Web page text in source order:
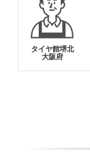
タイヤ館堺北
大阪府